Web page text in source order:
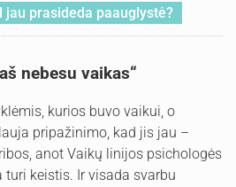
jau prasideda paauglystė?
nebesu vaikas“
kurios buvo vaikui, o
pripažinimo, kad jis jau –
anot Vaikų linijos psichologės
turi keistis. Ir visada svarbu